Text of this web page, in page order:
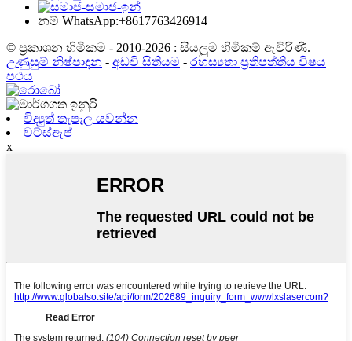
නම් WhatsApp:+8617763426914
© ප්‍රකාශන හිමිකම - 2010-2026 : සියලුම හිමිකම් ඇවිරිණි.
උණුසුම් නිෂ්පාදන - අඩවි සිතියම - රහස්‍යතා ප්‍රතිපත්තිය විෂය
පථය
විද්‍යුත් තැපෑල යවන්න
වට්ස්ඇප්
x